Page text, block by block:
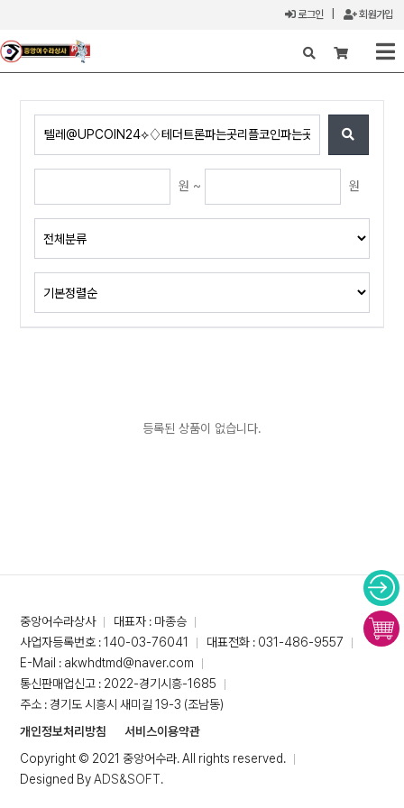
로그인 회원가입
X
원 ~ 원
등록된 상품이 없습니다.
중앙어수라상사
대표자 : 마종승
사업자등록번호 : 140-03-76041
대표전화 : 031-486-9557
E-Mail : akwhdtmd@naver.com
통신판매업신고 : 2022-경기시흥-1685
주소 : 경기도 시흥시 새미길 19-3 (조남동)
개인정보처리방침
서비스이용약관
Copyright © 2021 중앙어수라. All rights reserved.
Designed ByADS&SOFT.